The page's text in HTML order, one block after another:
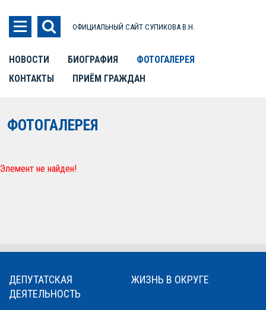
ОФИЦИАЛЬНЫЙ САЙТ СУПИКОВА В.Н.
НОВОСТИ БИОГРАФИЯ
ФОТОГАЛЕРЕЯ
КОНТАКТЫ
ПРИЁМ ГРАЖДАН
ФОТОГАЛЕРЕЯ
Элемент не найден!
ДЕПУТАТСКАЯ
ДЕЯТЕЛЬНОСТЬ
ЖИЗНЬ В ОКРУГЕ